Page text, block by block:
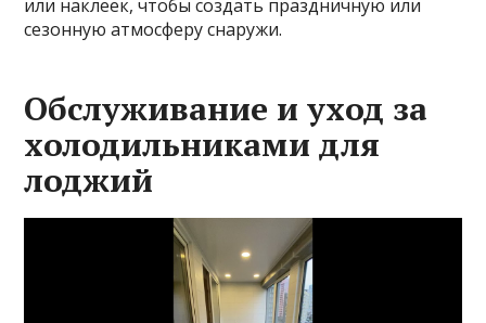
или наклеек, чтобы создать праздничную или
сезонную атмосферу снаружи.
Обслуживание и уход за
холодильниками для
лоджий